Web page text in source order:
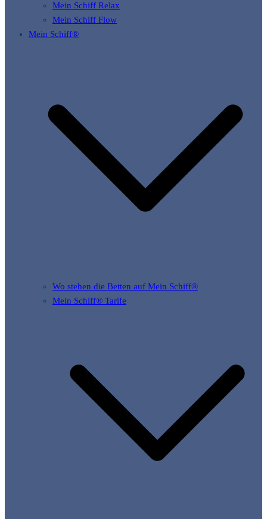
Mein Schiff Relax
Mein Schiff Flow
Mein Schiff®
Wo stehen die Betten auf Mein Schiff®
Mein Schiff® Tarife